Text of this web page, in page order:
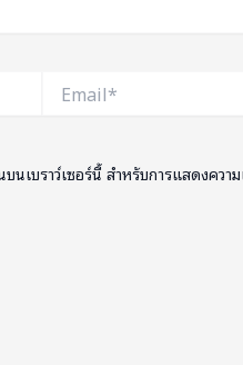
เบราว์เซอร์นี้ สำหรับการแสดงควา